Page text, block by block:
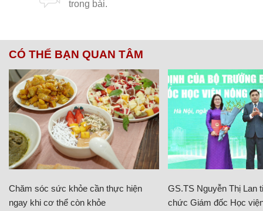
CÓ THỂ BẠN QUAN TÂM
Chăm sóc sức khỏe cần thực hiện
ngay khi cơ thể còn khỏe
GS.TS Nguyễn Thị Lan
chức Giám đốc Học